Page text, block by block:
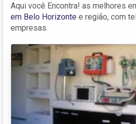
Aqui você Encontra! as melhores
em Belo Horizonte e região, com
empresas.